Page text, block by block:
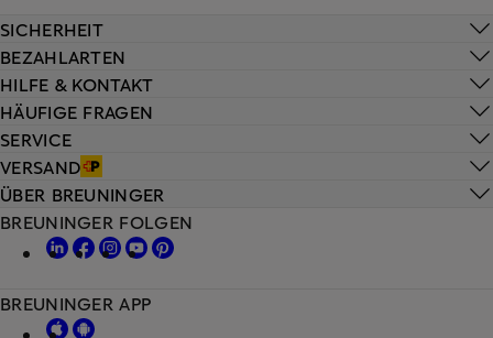
HILFE & KONTAKT
HÄUFIGE FRAGEN
SERVICE
VERSAND
SICHERHEIT
BEZAHLARTEN
ÜBER BREUNINGER
BREUNINGER FOLGEN
BREUNINGER APP